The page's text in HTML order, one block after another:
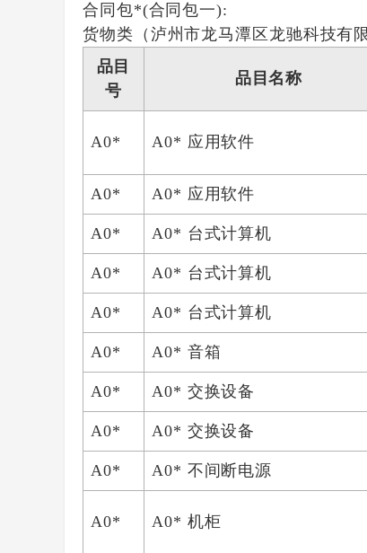
合同包*(合同包一):
货物类（泸州市龙马潭区龙驰科技有
品目
号
品目名称
A0* A0* 应用软件
A0* A0* 应用软件
A0* A0* 台式计算机
A0* A0* 台式计算机
A0* A0* 台式计算机
A0* A0* 音箱
A0* A0* 交换设备
A0* A0* 交换设备
A0* A0* 不间断电源
A0* A0* 机柜